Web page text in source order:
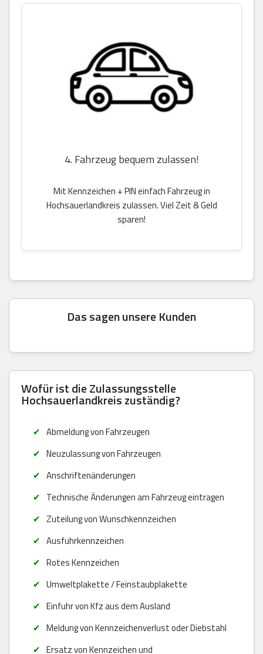
4. Fahrzeug bequem zulassen!
Mit Kennzeichen + PIN einfach Fahrzeug in
Hochsauerlandkreis zulassen. Viel Zeit & Geld
sparen!
Das sagen unsere Kunden
Wofür ist die Zulassungsstelle
Hochsauerlandkreis zuständig?
Abmeldung von Fahrzeugen
Neuzulassung von Fahrzeugen
Anschriftenänderungen
Technische Änderungen am Fahrzeug eintragen
Zuteilung von Wunschkennzeichen
Ausfuhrkennzeichen
Rotes Kennzeichen
Umweltplakette / Feinstaubplakette
Einfuhr von Kfz aus dem Ausland
Meldung von Kennzeichenverlust oder Diebstahl
Ersatz von Kennzeichen und